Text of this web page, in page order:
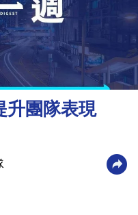
升團隊表現